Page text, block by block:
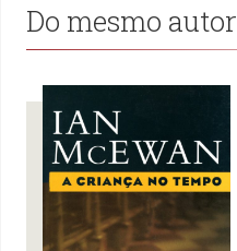
Do mesmo autor